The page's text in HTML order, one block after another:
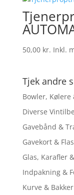
50,00 kr. Inkl.
Tjek andre
Bowler, Kølere
Diverse
Gavebånd &
Gavekort &
Glas, Karafler
Indpakning &
Kurve & Bakker